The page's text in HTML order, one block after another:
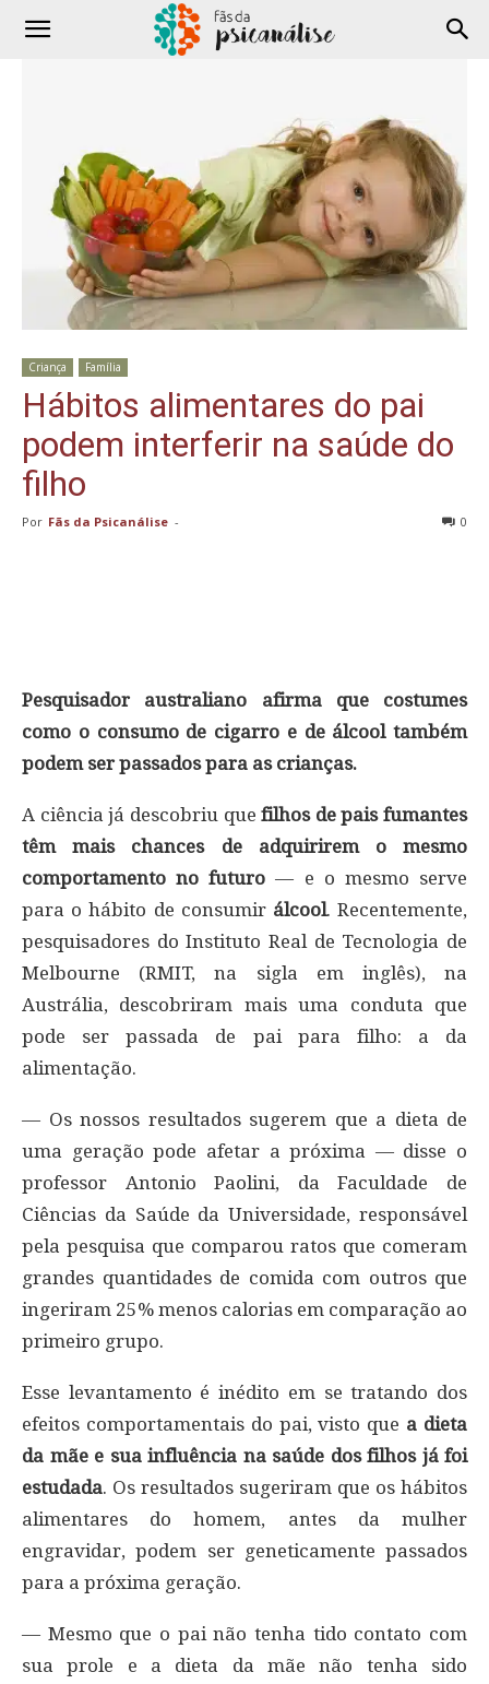
Criança Família
Hábitos alimentares do pai
podem interferir na saúde do
filho
Por Fãs da Psicanálise - 0
Pesquisador australiano afirma que costumes
como o consumo de cigarro e de álcool também
podem ser passados para as crianças.
A ciência já descobriu quefilhos de pais fumantes
têm mais chances de adquirirem o mesmo
comportamento no futuro — e o mesmo serve
para o hábito de consumir álcool. Recentemente,
pesquisadores do Instituto Real de Tecnologia de
Melbourne (RMIT, na sigla em inglês), na
Austrália, descobriram mais uma conduta que
pode ser passada de pai para filho: a da
alimentação.
— Os nossos resultados sugerem que a dieta de
uma geração pode afetar a próxima — disse o
professor Antonio Paolini, da Faculdade de
Ciências da Saúde da Universidade, responsável
pela pesquisa que comparou ratos que comeram
grandes quantidades de comida com outros que
ingeriram 25% menos calorias em comparação ao
primeiro grupo.
Esse levantamento é inédito em se tratando dos
efeitos comportamentais do pai, visto que a dieta
da mãe e sua influência na saúde dos filhos já foi
estudada. Os resultados sugeriram que os hábitos
alimentares do homem, antes da mulher
engravidar, podem ser geneticamente passados
para a próxima geração.
— Mesmo que o pai não tenha tido contato com
sua prole e a dieta da mãe não tenha sido